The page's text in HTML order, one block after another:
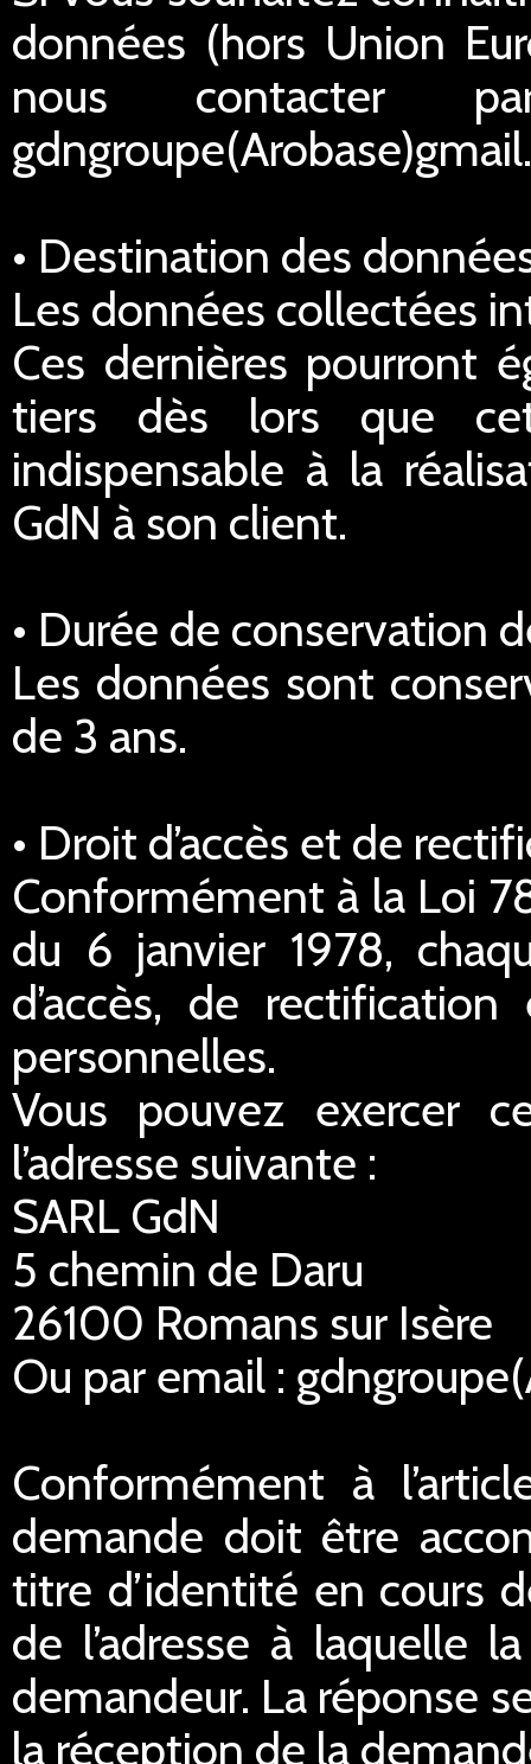
données (hors Union
nous contacter
• Destination des
Les données collectées
Ces dernières pourront
tiers dès lors que
indispensable à la
GdN à son client.
• Durée de conservation
Les données sont
de 3 ans.
• Droit d’accès et de
Conformément à la Loi
du 6 janvier 1978,
d’accès, de
personnelles.
Vous pouvez exercer
l’adresse suivante :
SARL GdN
5 chemin de Daru
26100 Romans sur Isère
Ou par email :
Conformément à
demande doit être
titre d’identité en cours
de l’adresse à laquelle
demandeur. La réponse
la réception de la